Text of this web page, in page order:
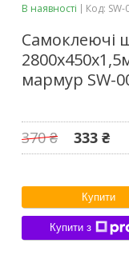
В наявності Код:
Самоклеючі
мармур SW-
370 ₴ 333 ₴
Купити
Купити з